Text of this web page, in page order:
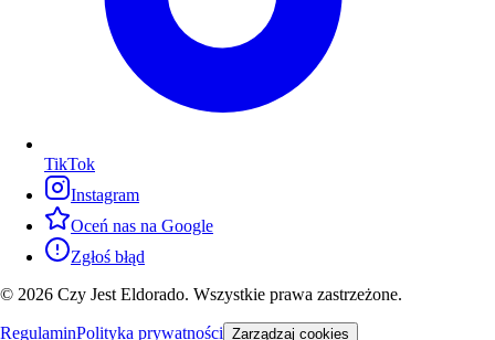
TikTok
Instagram
Oceń nas na Google
Zgłoś błąd
© 2026 Czy Jest Eldorado. Wszystkie prawa zastrzeżone.
RegulaminPolityka prywatności Zarządzaj cookies